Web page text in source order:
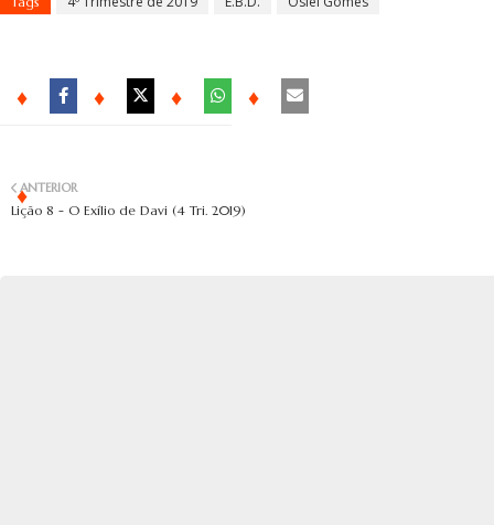
ANTERIOR
Lição 8 - O Exílio de Davi (4 Tri. 2019)